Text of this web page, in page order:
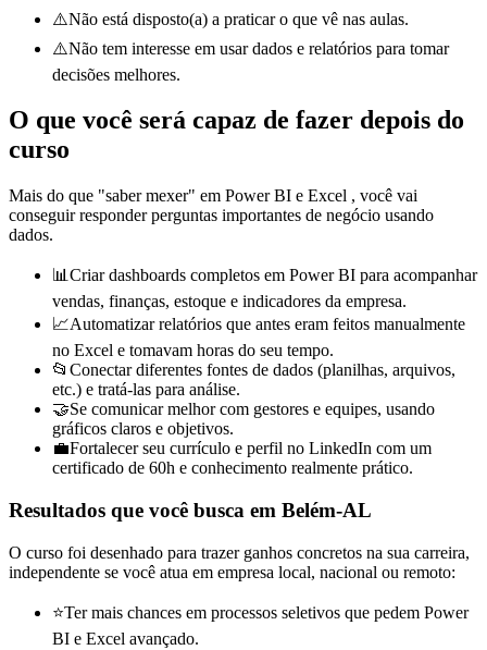
⚠️Não está disposto(a) a praticar o que vê nas aulas.
⚠️Não tem interesse em usar dados e relatórios para tomar
decisões melhores.
O que você será capaz de fazer depois do
curso
Mais do que "saber mexer" em Power BI e Excel , você vai
conseguir responder perguntas importantes de negócio usando
dados.
📊 Criar dashboards completos em Power BI para acompanhar
vendas, finanças, estoque e indicadores da empresa.
📈Automatizar relatórios que antes eram feitos manualmente
no Excel e tomavam horas do seu tempo.
📂 Conectar diferentes fontes de dados (planilhas, arquivos,
etc.) e tratá-las para análise.
🤝Se comunicar melhor com gestores e equipes, usando
gráficos claros e objetivos.
💼Fortalecer seu currículo e perfil no LinkedIn com um
certificado de 60h e conhecimento realmente prático.
Resultados que você busca em Belém-AL
O curso foi desenhado para trazer ganhos concretos na sua carreira,
independente se você atua em empresa local, nacional ou remoto:
⭐Ter mais chances em processos seletivos que pedem Power
BI e Excel avançado.